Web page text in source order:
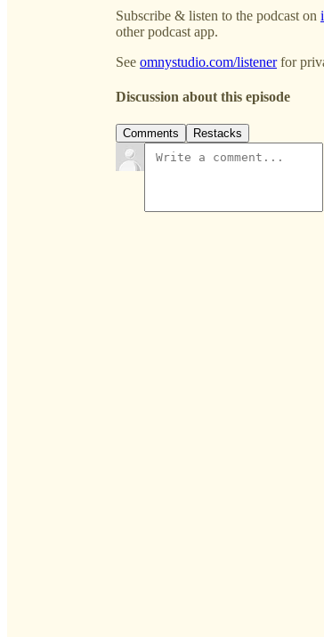
Subscribe & listen to the podcast on
other podcast app.
See omnystudio.com/listenerfor
Discussion about this episode
Comments Restacks